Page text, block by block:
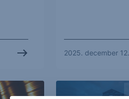
2025. december 12.